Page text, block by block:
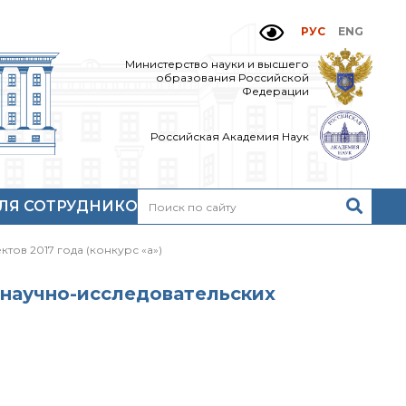
РУС ENG
Министерство науки и высшего
образования Российской
Федерации
Российская Академия Наук
СОТРУДНИКОВ
центр ИОХ РАН
2017 года (конкурс «а»)
исследовательских